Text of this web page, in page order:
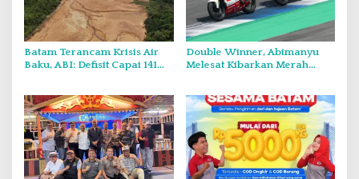
Batam Terancam Krisis Air
Baku, ABI: Defisit Capai 141
Double Winner, Abimanyu
Melesat Kibarkan Merah